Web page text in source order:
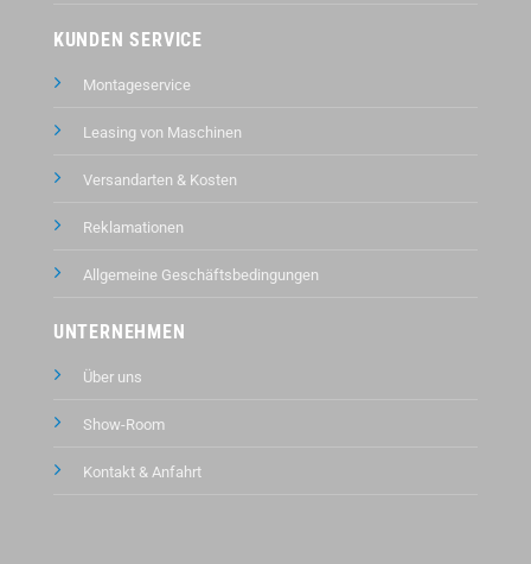
KUNDEN SERVICE
Montageservice
Leasing von Maschinen
Versandarten & Kosten
Reklamationen
Allgemeine Geschäftsbedingungen
UNTERNEHMEN
Über uns
Show-Room
Kontakt & Anfahrt